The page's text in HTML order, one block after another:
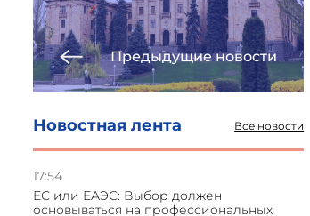
Предыдущие новости
Новостная лента Все новости
17:54
ЕС или ЕАЭС: Выбор должен
основываться на профессиональных